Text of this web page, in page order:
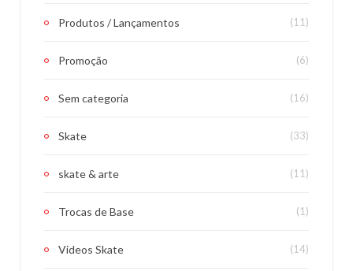
Produtos / Lançamentos (11)
Promoção (6)
Sem categoria (16)
Skate (33)
skate & arte (11)
Trocas de Base (1)
Videos Skate (14)